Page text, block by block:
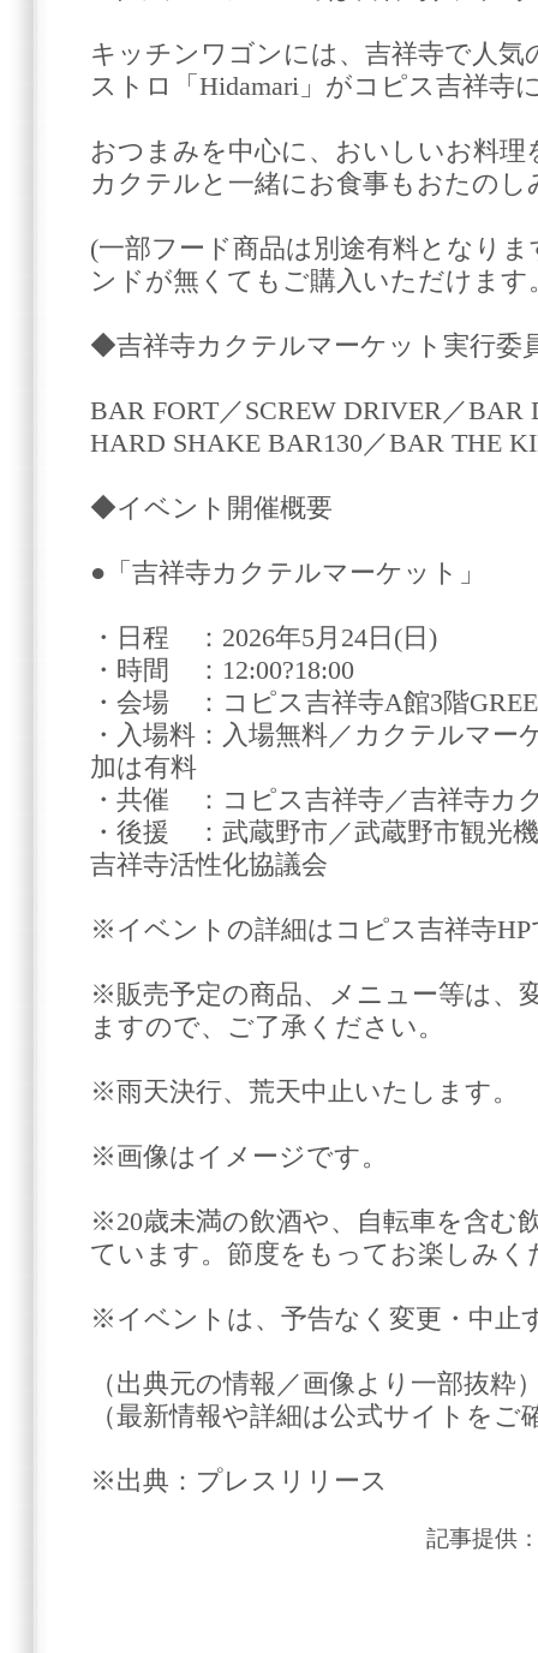
キッチンワゴンには、吉祥寺で人
ストロ「Hidamari」がコピス吉祥寺
おつまみを中心に、おいしいお料理
カクテルと一緒にお食事もおたのし
(一部フード商品は別途有料となり
ンドが無くてもご購入いただけます
◆吉祥寺カクテルマーケット実行委
BAR FORT／SCREW DRIVER／BAR
HARD SHAKE BAR130／BAR THE
◆イベント開催概要
●「吉祥寺カクテルマーケット」
・日程 ：2026年5月24日(日)
・時間 ：12:00?18:00
・会場 ：コピス吉祥寺A館3階
・入場料：入場無料／カクテルマ
加は有料
・共催 ：コピス吉祥寺／吉祥寺カ
・後援 ：武蔵野市／武蔵野市観光
吉祥寺活性化協議会
※イベントの詳細はコピス吉祥寺
※販売予定の商品、メニュー等は、
ますので、ご了承ください。
※雨天決行、荒天中止いたします。
※画像はイメージです。
※20歳未満の飲酒や、自転車を含む
ています。節度をもってお楽しみく
※イベントは、予告なく変更・中止
（出典元の情報／画像より一部抜粋
（最新情報や詳細は公式サイトをご
※出典：プレスリリース
記事提供